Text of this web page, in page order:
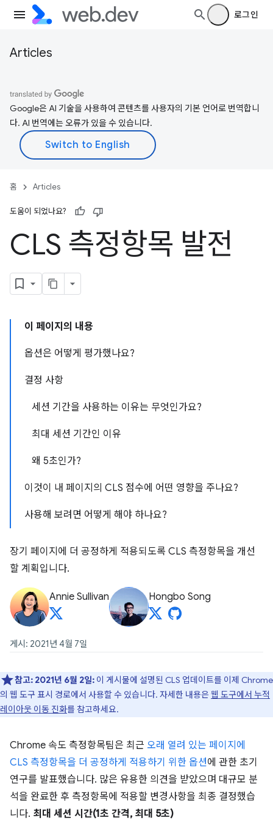
로그인
Articles
Google은 AI 기술을 사용하여 콘텐츠를 사용자의 기본 언어로 번역합니
다. AI 번역에는 오류가 있을 수 있습니다.
홈 Articles
도움이 되었나요?
CLS 측정항목 발전
이 페이지의 내용
옵션은 어떻게 평가했나요?
결정 사항
세션 기간을 사용하는 이유는 무엇인가요?
최대 세션 기간인 이유
왜 5초인가?
이것이 내 페이지의 CLS 점수에 어떤 영향을 주나요?
사용해 보려면 어떻게 해야 하나요?
장기 페이지에 더 공정하게 적용되도록 CLS 측정항목을 개선
할 계획입니다.
Annie Sullivan Hongbo Song
게시: 2021년 4월 7일
참고: 2021년 6월 2일: 이 게시물에 설명된 CLS 업데이트를 이제 Chrome
의 웹 도구 표시 경로에서 사용할 수 있습니다. 자세한 내용은웹 도구에서 누적
레이아웃 이동 진화를 참고하세요.
Chrome 속도 측정항목팀은 최근 오래 열려 있는 페이지에
CLS 측정항목을 더 공정하게 적용하기 위한 옵션에 관한 초기
연구를 발표했습니다. 많은 유용한 의견을 받았으며 대규모 분
석을 완료한 후 측정항목에 적용할 변경사항을 최종 결정했습
니다. 최대 세션 시간(1초 간격, 최대 5초)